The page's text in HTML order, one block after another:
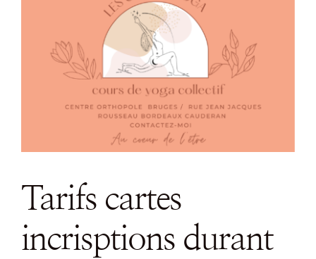
Tarifs cartes
incrisptions durant